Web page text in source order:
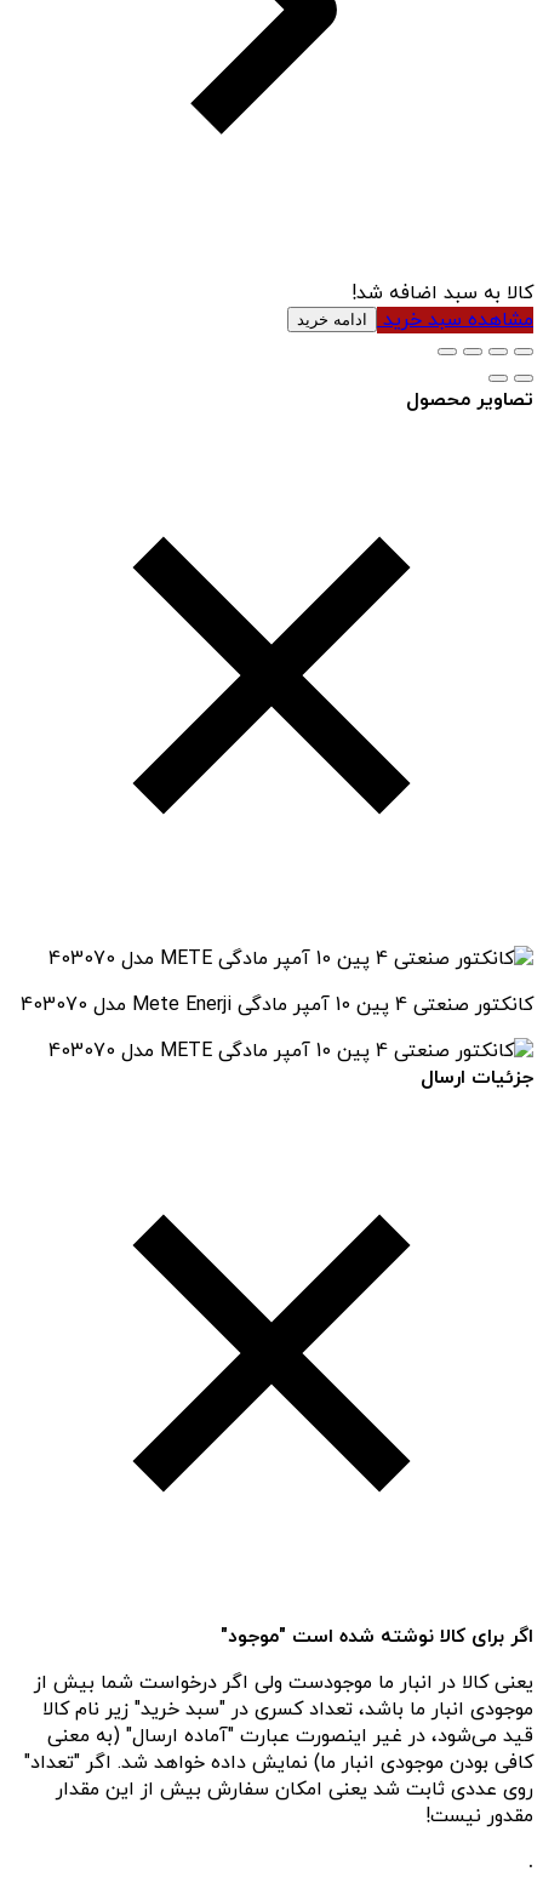
کالا به سبد اضافه شد!
مشاهده سبد خرید ادامه خرید
تصاویر محصول
کانکتور صنعتی 4 پین 10 آمپر مادگی Mete Enerji مدل 403070
جزئیات ارسال
اگر برای کالا نوشته شده است "موجود"
یعنی کالا در انبار ما موجودست ولی اگر درخواست شما بیش از
موجودی انبار ما باشد، تعداد کسری در "سبد خرید" زیر نام کالا
قید می‌شود، در غیر اینصورت عبارت "آماده ارسال" (به معنی
کافی بودن موجودی انبار ما) نمایش داده خواهد شد. اگر "تعداد"
روی عددی ثابت شد یعنی امکان سفارش بیش از این مقدار
مقدور نیست!
.